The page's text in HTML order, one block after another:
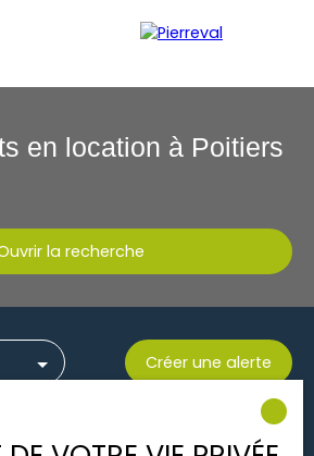
en location à Poitiers
la recherche
Créer une alerte